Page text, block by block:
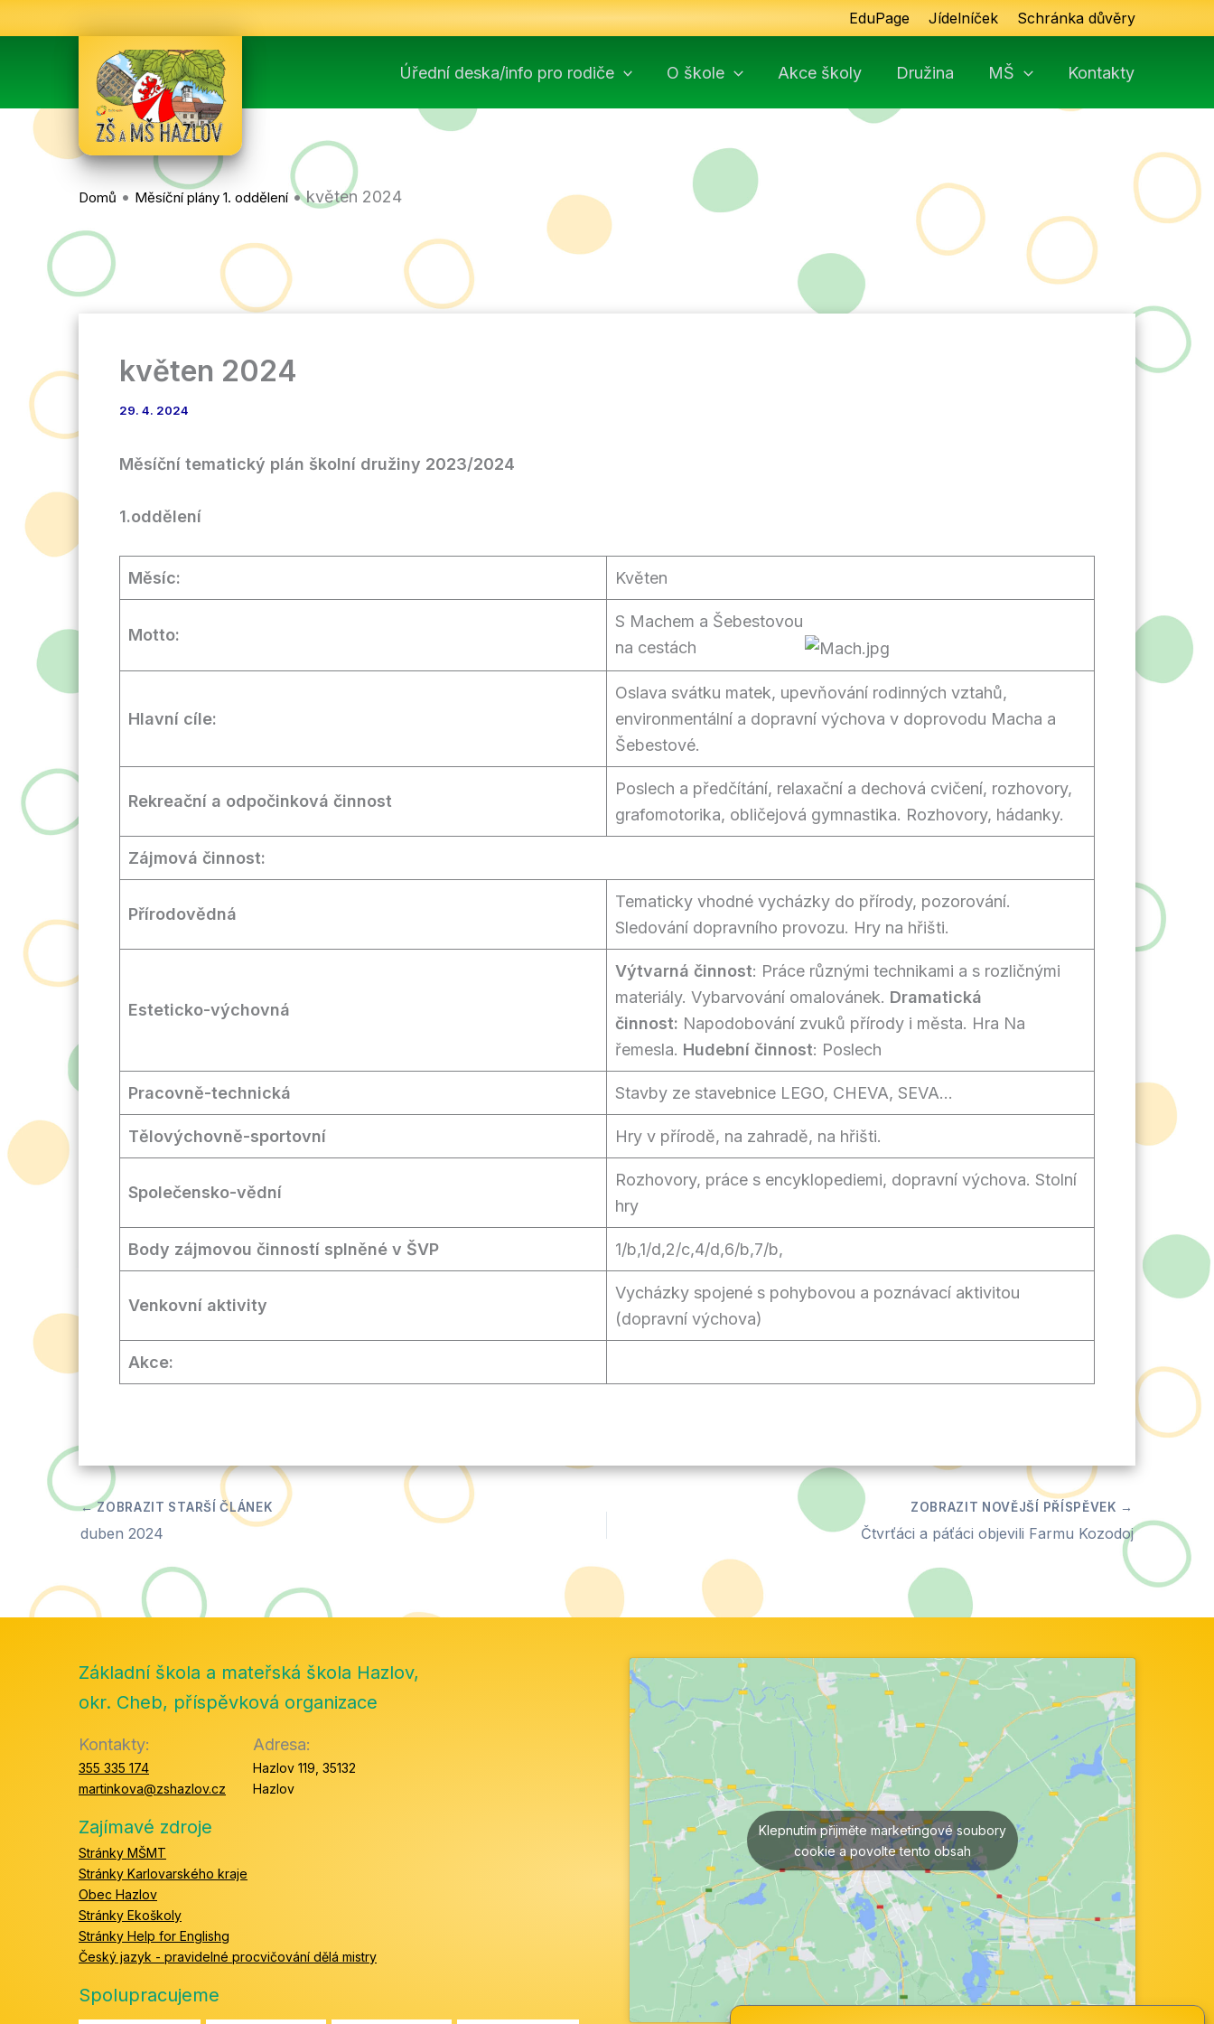
na
EduPage Jídelníček Schránka důvěry
Úřední deska/info pro rodiče O škole Akce školy Družina MŠ Kontakty
Domů • Měsíční plány 1. oddělení •květen 2024
květen 2024
29. 4. 2024
Měsíční tematický plán školní družiny 2023/2024
1.oddělení
Měsíc: Květen
Motto:
S Machem a Šebestovou
na cestách
Hlavní cíle:
Oslava svátku matek, upevňování rodinných vztahů,
environmentální a dopravní výchova v doprovodu Macha a
Šebestové.
Rekreační a odpočinková činnost
Poslech a předčítání, relaxační a dechová cvičení, rozhovory,
grafomotorika, obličejová gymnastika. Rozhovory, hádanky.
Zájmová činnost:
Přírodovědná
Tematicky vhodné vycházky do přírody, pozorování.
Sledování dopravního provozu. Hry na hřišti.
Esteticko-výchovná
Výtvarná činnost: Práce různými technikami a s rozličnými
materiály. Vybarvování omalovánek. Dramatická
činnost: Napodobování zvuků přírody i města. Hra Na
řemesla. Hudební činnost: Poslech
Pracovně-technická Stavby ze stavebnice LEGO, CHEVA, SEVA…
Tělovýchovně-sportovní Hry v přírodě, na zahradě, na hřišti.
Společensko-vědní
Rozhovory, práce s encyklopediemi, dopravní výchova. Stolní
hry
Body zájmovou činností splněné v ŠVP 1/b,1/d,2/c,4/d,6/b,7/b,
Venkovní aktivity
Vycházky spojené s pohybovou a poznávací aktivitou
(dopravní výchova)
Akce:
duben 2024 Čtvrťáci a páťáci objevili Farmu Kozodoj
Základní škola a mateřská škola Hazlov,
okr. Cheb, příspěvková organizace
Kontakty:
355 335 174
martinkova@zshazlov.cz
Adresa:
Hazlov 119, 35132
Hazlov
Zajímavé zdroje
Stránky MŠMT
Stránky Karlovarského kraje
Obec Hazlov
Stránky Ekoškoly
Stránky Help for Englishg
Český jazyk - pravidelné procvičování dělá mistry
Spolupracujeme
Klepnutím přijměte marketingové soubory
cookie a povolte tento obsah